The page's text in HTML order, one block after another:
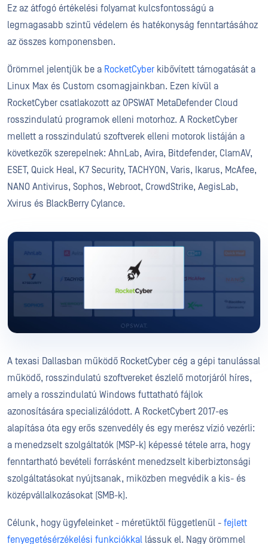
Ez az átfogó értékelési folyamat kulcsfontosságú a
legmagasabb szintű védelem és hatékonyság fenntartásához
az összes komponensben.
Örömmel jelentjük be a RocketCyber kibővített támogatását a
Linux Max és Custom csomagjainkban. Ezen kívül a
RocketCyber csatlakozott az OPSWAT MetaDefender Cloud
rosszindulatú programok elleni motorhoz. A RocketCyber
mellett a rosszindulatú szoftverek elleni motorok listáján a
következők szerepelnek: AhnLab, Avira, Bitdefender, ClamAV,
ESET, Quick Heal, K7 Security, TACHYON, Varis, Ikarus, McAfee,
NANO Antivirus, Sophos, Webroot, CrowdStrike, AegisLab,
Xvirus és BlackBerry Cylance.
A texasi Dallasban működő RocketCyber cég a gépi tanulással
működő, rosszindulatú szoftvereket észlelő motorjáról híres,
amely a rosszindulatú Windows futtatható fájlok
azonosítására specializálódott. A RocketCybert 2017-es
alapítása óta egy erős szenvedély és egy merész vízió vezérli:
a menedzselt szolgáltatók (MSP-k) képessé tétele arra, hogy
fenntartható bevételi forrásként menedzselt kiberbiztonsági
szolgáltatásokat nyújtsanak, miközben megvédik a kis- és
középvállalkozásokat (SMB-k).
Célunk, hogy ügyfeleinket - méretüktől függetlenül - fejlett
fenyegetésérzékelési funkciókkal lássuk el. Nagy örömmel